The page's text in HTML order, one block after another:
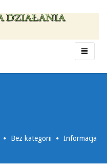
Bez kategorii Informacja